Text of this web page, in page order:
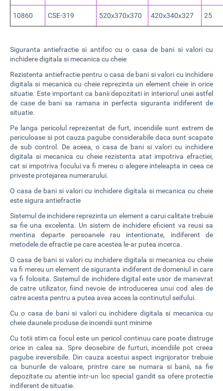
10860 CSE-319 520x370x370 420x340x327 25
Siguranta antiefractie si antifoc cu o casa de bani si valori cu
inchidere digitala si mecanica cu cheie
Rezistenta antiefractie pentru o casa de bani si valori cu inchidere
digitala si mecanica cu cheie reprezinta un element cheie in orice
situatie. Este important ca banii depozitati in interiorul unei astfel
de case de bani sa ramana in perfecta siguranta indiferent de
situatie.
Pe langa pericolul reprezentat de furt, incendiile sunt extrem de
periculoase si pot cauza pagube considerabile daca sunt scapate
de sub control. De aceea, o casa de bani si valori cu inchidere
digitala si mecanica cu cheie rezistenta atat impotriva efractiei,
cat si impotriva focului va fi mereu o alegere inteleapta in ceea ce
priveste protejarea numerarului.
O casa de bani si valori cu inchidere digitala si mecanica cu cheie
este sigura antiefractie
Sistemul de inchidere reprezinta un element a carui calitate trebuie
sa fie una excelenta. Un sistem de inchidere eficient va reusi sa
mentina departe persoanele rau intentionate, indiferent de
metodele de efractie pe care acestea le-ar putea incerca.
O casa de bani si valori cu inchidere digitala si mecanica cu cheie
va fi mereu un element de siguranta indiferent de domeniul in care
va fi folosita. Sistemul de inchidere digital este usor de manevrat
de catre utilizator, fiind nevoie de introducerea unui cod ales de
catre acesta pentru a putea avea acces la continutul seifului.
Cu o casa de bani si valori cu inchidere digitala si mecanica cu
cheie daunele produse de incendii sunt minime
Cu totii stim ca focul este un pericol continuu care poate distruge
orice in calea sa. Spre deosebire de furturi, incendiile pot creea
pagube ireversibile. Din cauza acestui aspect ingrijorator trebuie
ca bunurile de valoare, printre care se numara si banii, sa fie
depozitate cu atentie intr-un loc special gandit sa ofere protectie
indiferent de situatie.